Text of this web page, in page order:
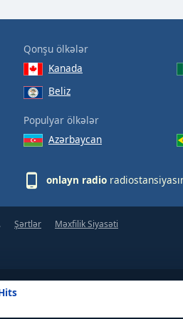
Qonşu ölkələr
Kanada
Beliz
Populyar ölkələr
Azərbaycan
onlayn radio
Şərtlər Məxfilik Siyasəti